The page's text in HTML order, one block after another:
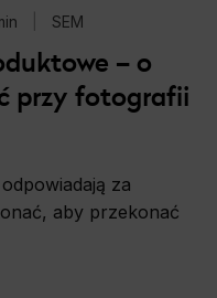
SEM
– o
przy fotografii
za
aby przekonać